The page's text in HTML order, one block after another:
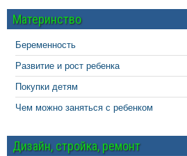
Материнство
Беременность
Развитие и рост ребенка
Покупки детям
Чем можно заняться с ребенком
Дизайн, стройка, ремонт